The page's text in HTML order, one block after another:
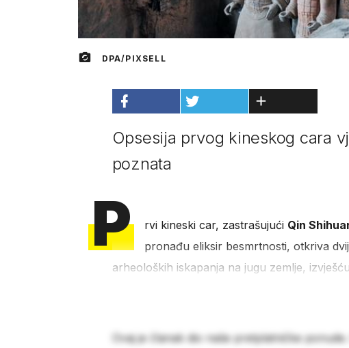
DPA/PIXSELL
Opsesija prvog kineskog cara
poznata
P rvi kineski car, zastrašujući Qin
pronađu eliksir besmrtnosti, otkriva
arheoloških iskapanja na jugu zemlje,
Ovaj je članak dio naše pretplatničke